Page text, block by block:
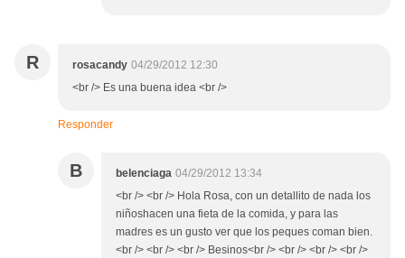
R rosacandy 04/29/2012 12:30
<br /> Es una buena idea <br />
Responder
B belenciaga 04/29/2012 13:34
<br /> <br /> Hola Rosa, con un detallito de nada los
niñoshacen una fieta de la comida, y para las
madres es un gusto ver que los peques coman bien.
<br /> <br /> <br /> Besinos<br /> <br /> <br /> <br />